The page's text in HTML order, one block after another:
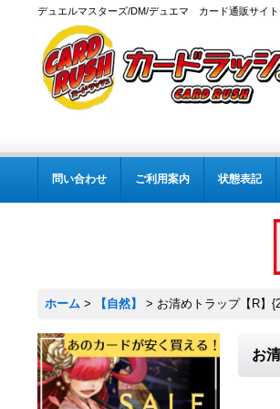
デュエルマスターズ/DM/デュエマ カード通販サイト
問い合わせ ご利用案内 状態表記
ホーム > 【自然】 > お清めトラップ【R】
お